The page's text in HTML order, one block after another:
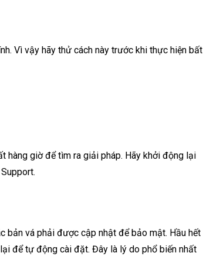
Vì vậy hãy thử cách này trước khi thực hiện bất
hàng giờ để tìm ra giải pháp. Hãy khởi động lại
bản vá phải được cập nhật để bảo mật. Hầu hết
để tự động cài đặt. Đây là lý do phổ biến nhất